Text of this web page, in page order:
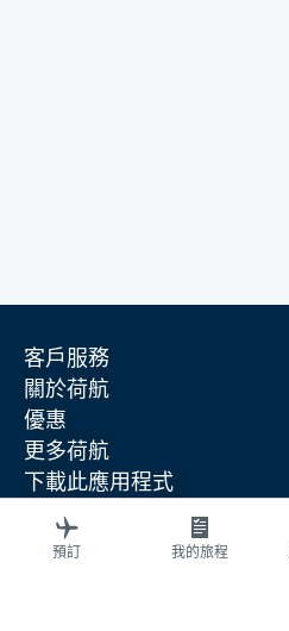
客戶服務
關於荷航
優惠
更多荷航
下載此應用程式
相關網站
旅行指南
預訂 我的旅程